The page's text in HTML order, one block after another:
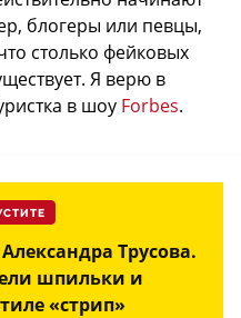
блогеры или певцы,
столько фейковых
Я верю в
в шоу Forbes.
Трусова.
шпильки и
«стрип»